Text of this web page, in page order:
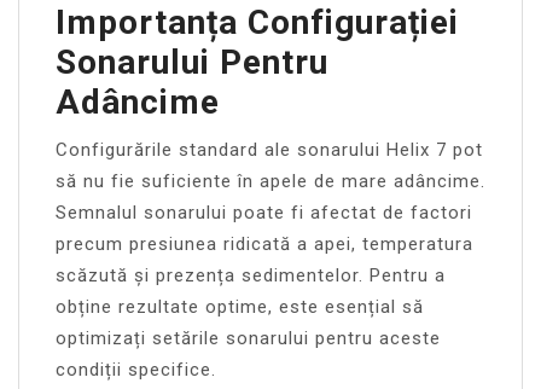
Importanța Configurației
Sonarului Pentru
Adâncime
Configurările standard ale sonarului Helix 7 pot
să nu fie suficiente în apele de mare adâncime.
Semnalul sonarului poate fi afectat de factori
precum presiunea ridicată a apei, temperatura
scăzută și prezența sedimentelor. Pentru a
obține rezultate optime, este esențial să
optimizați setările sonarului pentru aceste
condiții specifice.